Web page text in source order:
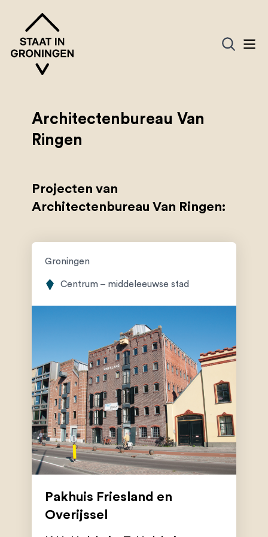
Architectenbureau Van
Ringen
Projecten van
Architectenbureau Van Ringen:
Groningen
Centrum – middeleeuwse stad
Pakhuis Friesland en
Overijssel